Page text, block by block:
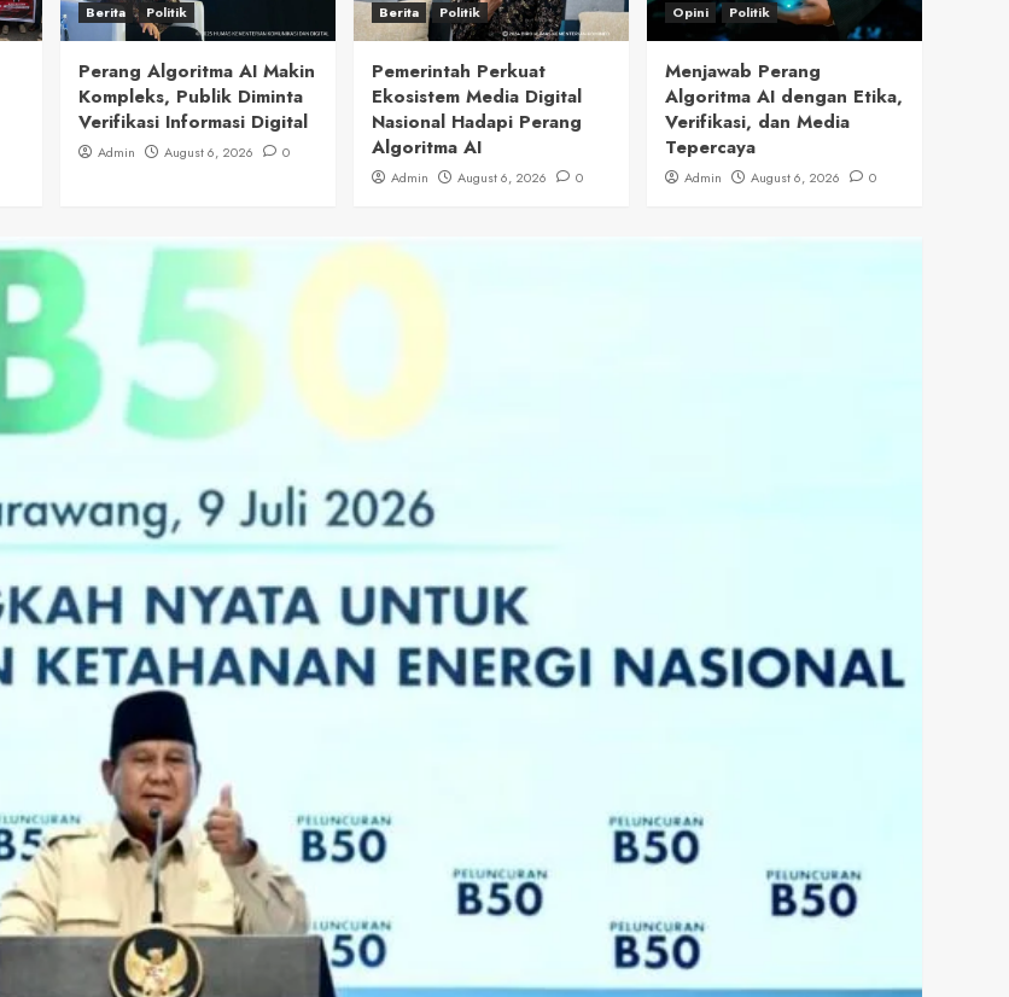
Berita Politik
Perang Algoritma AI Makin
Kompleks, Publik Diminta
Verifikasi Informasi Digital
Admin August 6, 2026 0
Berita Politik
Pemerintah Perkuat
Ekosistem Media Digital
Nasional Hadapi Perang
Algoritma AI
Admin August 6, 2026 0
Opini Politik
Menjawab Perang
Algoritma AI dengan Etika,
Verifikasi, dan Media
Tepercaya
Admin August 6, 2026 0